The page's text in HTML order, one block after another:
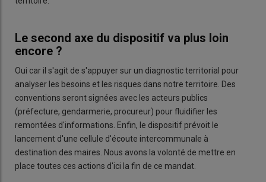
Le second axe du dispositif va plus loin
encore ?
Oui car il s'agit de s'appuyer sur un diagnostic territorial pour
analyser les besoins et les risques dans notre territoire. Des
conventions seront signées avec les acteurs publics
(préfecture, gendarmerie, procureur) pour fluidifier les
remontées d'informations. Enfin, le dispositif prévoit le
lancement d'une cellule d'écoute intercommunale à
destination des maires. Nous avons la volonté de mettre en
place toutes ces actions d'ici la fin de ce mandat.